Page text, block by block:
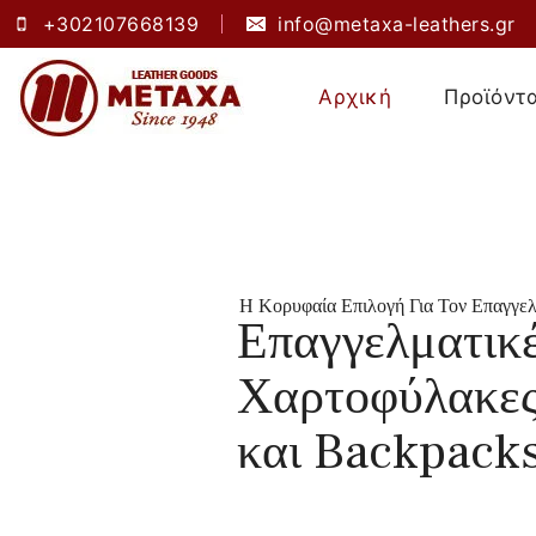
+302107668139 info@metaxa-leathers.gr
Αρχική
και
Η Κορυφαία Επιλογή Για Τον
Αξεσουάρ
Επαγγελματικά Δώρα